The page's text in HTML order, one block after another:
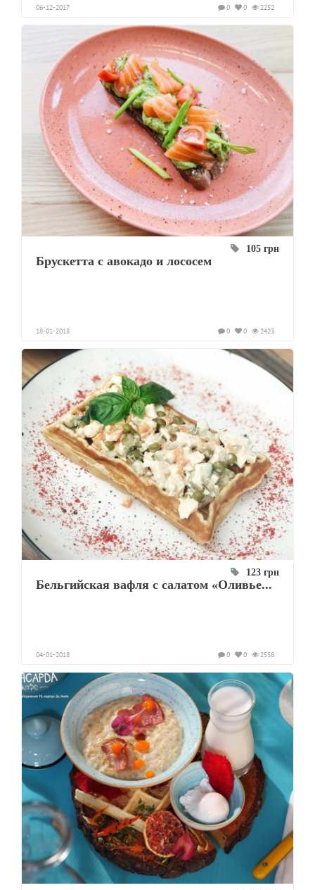
06-12-2017 2252
0
0
105 грн
Брускетта с авокадо и лососем
18-01-2018 2423
0
0
123 грн
Бельгийская вафля с салатом «Оливье...
04-01-2018 2558
0
0